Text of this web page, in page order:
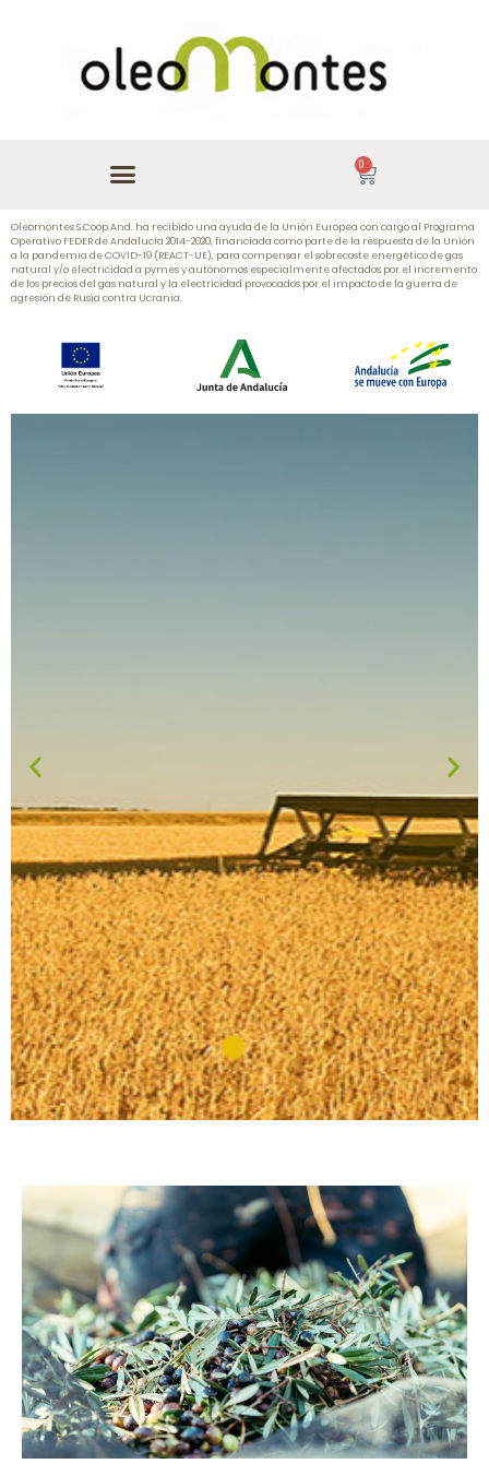
0
Oleomontes S.Coop.And. ha recibido una ayuda de la Unión Europea con cargo al Programa
Operativo FEDER de Andalucía 2014-2020, financiada como parte de la respuesta de la Unión
a la pandemia de COVID-19 (REACT-UE), para compensar el sobrecoste energético de gas
natural y/o electricidad a pymes y autónomos especialmente afectados por el incremento
de los precios del gas natural y la electricidad provocados por el impacto de la guerra de
agresión de Rusia contra Ucrania.